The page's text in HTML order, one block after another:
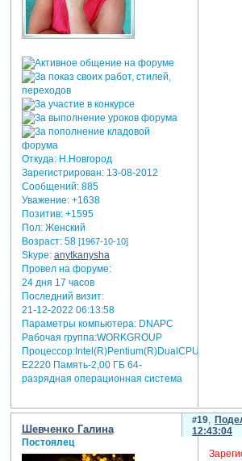
Откуда:Н.Новгород
Зарегистрирован: 13-08-2012
Сообщений:885
Уважение: +1638
Позитив: +1595
Пол:Женский
Возраст:58 [1967-10-10]
Skype: anytkanysha
Провел на форуме:
24 дня 17 часов
Последний визит:
21-12-2022 06:13:58
Параметры компьютера:DNAPC
Рабочая группа:WORKGROUP
Процессор:Intel(R)Pentium(R)DualCPU
E2220 Память-2,00 ГБ 64-
разрядная операционная система
19
12:43:04
Шевченко Галина
Постоялец